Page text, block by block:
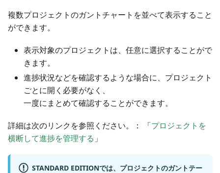
複数プロジェクトのガントチャートを並べて表示すること
ができます。
表示対象のプロジェクトは、任意に選択することがで
きます。
進捗状況などを確認するような場合に、プロジェクト
ごとに開く必要がなく、
一度にまとめて確認することができます。
詳細は次のリンクを参照ください。： 「プロジェクトを
横断して進捗を管理する 」
STANDARD EDITIONでは、プロジェクトのガントテー